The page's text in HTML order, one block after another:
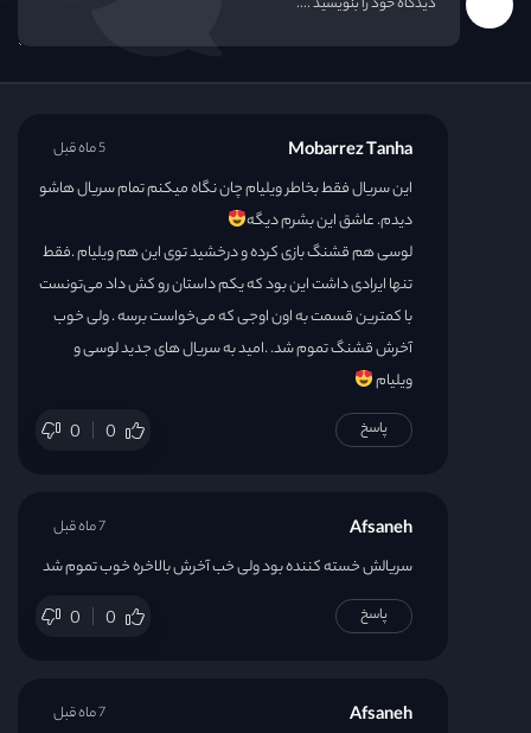
قسمت 31
Mobarrez Tanha
این سریال فقط بخاطر ويليام چان نگاه میکنم تمام سریال هاشو
دیدم. عاشق این بشرم دیگه
لوسی هم قشنگ بازی کرده و درخشید توی این هم ويليام .فقط
تنها ایرادی داشت این بود که یکم داستان رو کش داد می‌تونست
با کمترین قسمت به اون اوجی که می‌خواست برسه . ولی خوب
آخرش قشنگ تموم شد. .امید به سریال های جدید لوسی و
ويليام
0 0
5 ماه قبل
پاسخ
Afsaneh
سریالش خسته کننده بود ولی خب آخرش بالاخره خوب تموم شد
0 0
7 ماه قبل
پاسخ
Afsaneh 7 ماه قبل